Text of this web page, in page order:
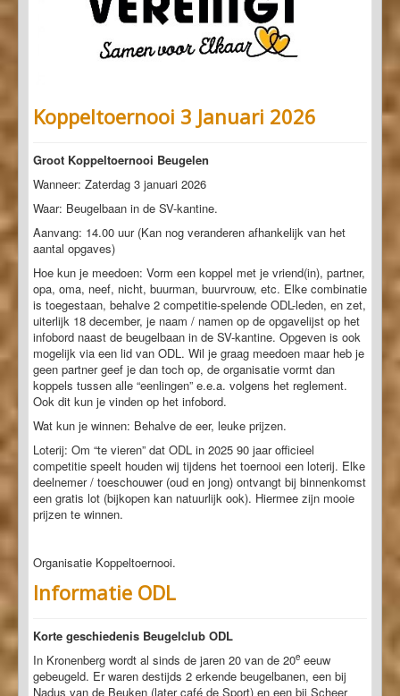
Koppeltoernooi 3 Januari 2026
Groot Koppeltoernooi Beugelen
Wanneer: Zaterdag 3 januari 2026
Waar: Beugelbaan in de SV-kantine.
Aanvang: 14.00 uur (Kan nog veranderen afhankelijk van het
aantal opgaves)
Hoe kun je meedoen: Vorm een koppel met je vriend(in), partner,
opa, oma, neef, nicht, buurman, buurvrouw, etc. Elke combinatie
is toegestaan, behalve 2 competitie-spelende ODL-leden, en zet,
uiterlijk 18 december, je naam / namen op de opgavelijst op het
infobord naast de beugelbaan in de SV-kantine. Opgeven is ook
mogelijk via een lid van ODL. Wil je graag meedoen maar heb je
geen partner geef je dan toch op, de organisatie vormt dan
koppels tussen alle “eenlingen” e.e.a. volgens het reglement.
Ook dit kun je vinden op het infobord.
Wat kun je winnen: Behalve de eer, leuke prijzen.
Loterij: Om “te vieren” dat ODL in 2025 90 jaar officieel
competitie speelt houden wij tijdens het toernooi een loterij. Elke
deelnemer / toeschouwer (oud en jong) ontvangt bij binnenkomst
een gratis lot (bijkopen kan natuurlijk ook). Hiermee zijn mooie
prijzen te winnen.
Organisatie Koppeltoernooi.
Informatie ODL
Korte geschiedenis Beugelclub ODL
In Kronenberg wordt al sinds de jaren 20 van de 20e eeuw
gebeugeld. Er waren destijds 2 erkende beugelbanen, een bij
Nadus van de Beuken (later café de Sport) en een bij Scheer